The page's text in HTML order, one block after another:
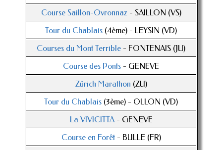
Course Saillon-Ovronnaz- SAILLON (VS)
Tour du Chablais (4ème) - LEYSIN (VD)
Courses du Mont Terrible - FONTENAIS (JU)
Course des Ponts - GENEVE
Zürich Marathon (ZU)
Tour du Chablais (3ème) - OLLON (VD)
La VIVICITTA- GENEVE
Course en Forêt - BULLE (FR)